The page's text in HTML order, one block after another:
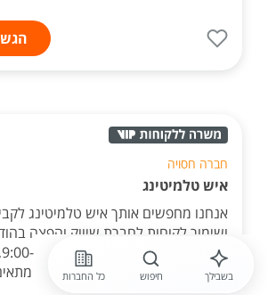
חברה חסויה
איש טלמיטינג
אנחנו מחפשים אותך איש טלמיטינג
ושימור לקוחות לחברת שיווק והפצה
שכר על בסיס שעתי+בונוס סגירות.
בשבילך חיפוש כל החברות